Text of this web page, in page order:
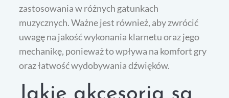
zastosowania w różnych gatunkach
muzycznych. Ważne jest również, aby zwrócić
uwagę na jakość wykonania klarnetu oraz jego
mechanikę, ponieważ to wpływa na komfort gry
oraz łatwość wydobywania dźwięków.